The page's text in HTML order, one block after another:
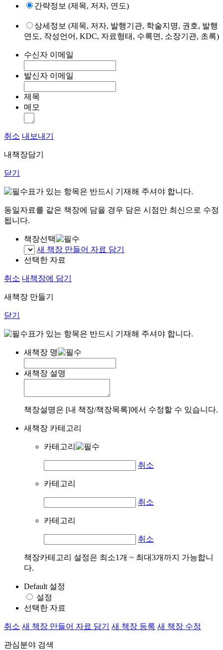
간략정보 (제목, 저자, 연도)
상세정보 (제목, 저자, 발행기관, 학술지명, 권호, 발행
연도, 작성언어, KDC, 자료형태, 수록면, 소장기관, 초록)
수신자 이메일
발신자 이메일
제목
메모
취소 내보내기
내책장담기
닫기
표가 있는 항목은 반드시 기재해 주셔야 합니다.
동일자료를 같은 책장에 담을 경우 담은 시점만 최신으로 수정
됩니다.
책장선택
새 책장 만들어 자료 담기
선택한 자료
취소 내책장에 담기
새책장 만들기
닫기
표가 있는 항목은 반드시 기재해 주셔야 합니다.
새책장 명
새책장 설명
책장설명은 [내 책장/책장목록]에서 수정할 수 있습니다.
새책장 카테고리
카테고리
취소
카테고리
취소
카테고리
취소
책장카테고리 설정은 최소1개 ~ 최대3개까지 가능합니
다.
Default 설정
설정
선택한 자료
취소 새 책장 만들어 자료 담기 새 책장 등록 새 책장 수정
관심분야 검색